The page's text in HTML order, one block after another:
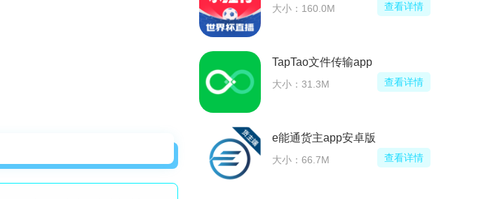
查看详情
大小：160.0M 查看详情
TapTao文件传输app
大小：31.3M 查看详情
e能通货主app安卓版
大小：66.7M 查看详情